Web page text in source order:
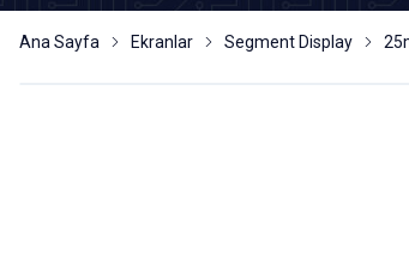
Ana Sayfa Ekranlar Segment Display